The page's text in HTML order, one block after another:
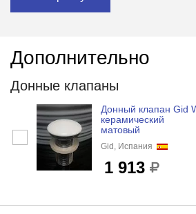
Дополнительно
Донные клапаны
Донный клапан Gid
керамический
матовый
Gid, Испания
1 913